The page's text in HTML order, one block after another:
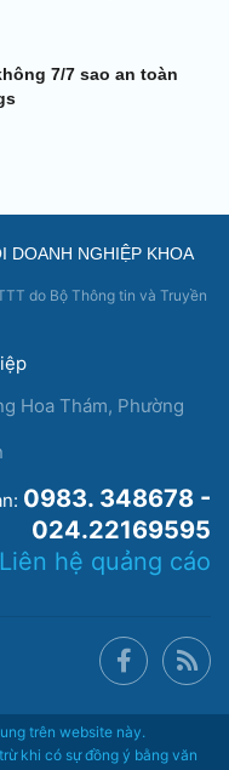
7/7 sao an toàn
DOANH NGHIỆP KHOA
do Bộ Thông tin và Truyền
Hoa Thám, Phường
0983. 348678 -
024.22169595
Liên hệ quảng cáo
trên website này.
khi có sự đồng ý bằng văn